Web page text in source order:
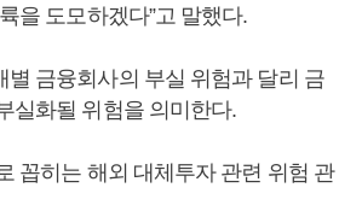
을 도모하겠다”고 말했다.
별 금융회사의 부실 위험과 달리 금
실화될 위험을 의미한다.
꼽히는 해외 대체투자 관련 위험 관